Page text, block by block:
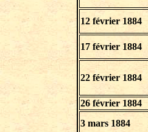
12 février 1884
17 février 1884
22 février 1884
26 février 1884
3 mars 1884